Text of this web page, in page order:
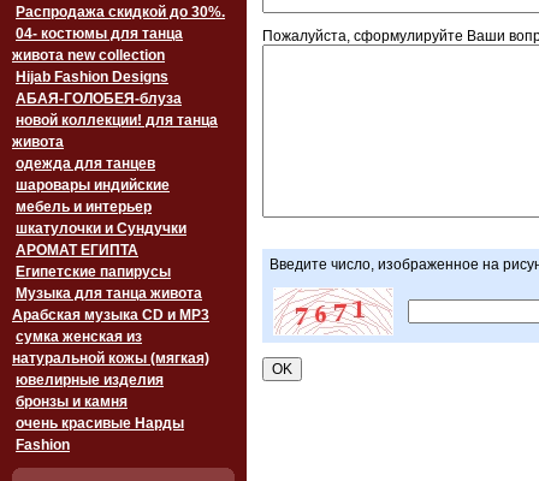
Распродажа скидкой до 30%.
04- костюмы для танца
живота new collection
Hijab Fashion Designs
АБАЯ-ГОЛОБЕЯ-блуза
новой коллекции! для танца
живота
одежда для танцев
шаровары индийские
мебель и интерьер
шкатулочки и Сундучки
АРОМАТ ЕГИПТА
Египетские папирусы
Музыка для танца живота
Арабская музыка CD и MP3
сумка женская из
натуральной кожы (мягкая)
ювелирные изделия
бронзы и камня
очень красивые Нарды
Fashion
Пожалуйста, сформулируйте Ваши
Введите число, изображенное на